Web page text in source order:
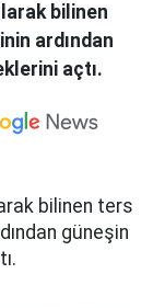
bilinen
ardından
açtı.
bilinen ters
güneşin